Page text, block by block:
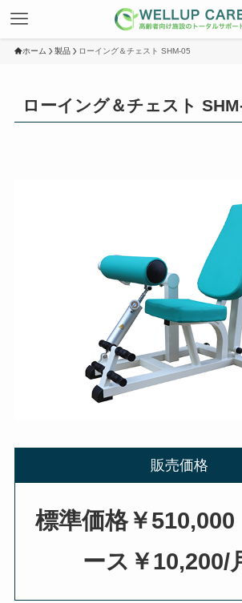
ホーム 製品 ローイング＆チェスト SHM-05
ローイング＆チェスト
販売価格
標準価格￥510,000
ース￥10,200/